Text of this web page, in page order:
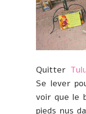
Quitter
Se lever
voir que le
pieds nus